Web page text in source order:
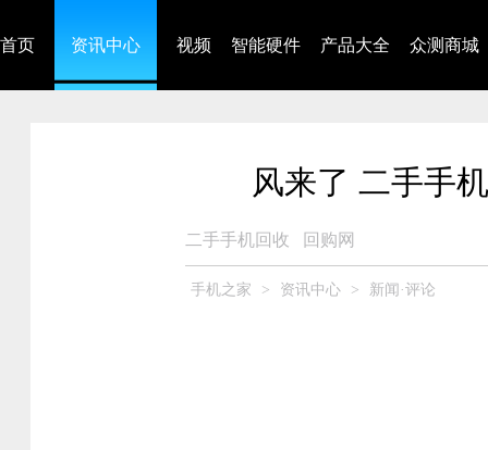
首页 资讯中心 视频 智能硬件 产品大全 众测商城
风来了 二手手
二手手机回收 回购网
手机之家 > 资讯中心 > 新闻·评论